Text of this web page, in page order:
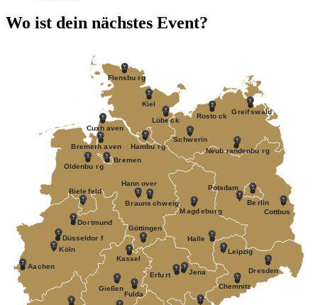
Wo ist dein nächstes Event?
Jena
Erfu rt
Chemnitz
Dresden
Leipzig
Halle
Be r lin
Magdeburg
Göttingen
Kassel
Köln
Düsseldor f
Dortmund
Biele feld
Brauns chweig
Hann over
Bremen
Oldenbu rg
Fulda
Hambu rg
Greifswald
Lübe ck
Kiel
Cuxh aven
Bremerh aven
Flensbu rg
Rosto ck
Schwerin
Cottbus
Potsdam
Aac hen
Neub randenbu rg
Gießen